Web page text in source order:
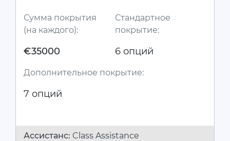
Сумма покрытия
(на каждого):
€35000
Стандартное
покрытие:
6 опций
Дополнительное покрытие:
7 опций
Ассистанc: Class Assistance